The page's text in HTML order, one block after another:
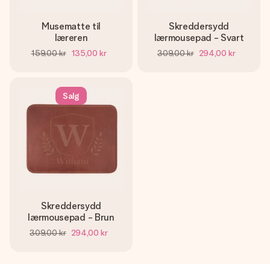
Musematte til
læreren
159,00 kr 135,00 kr
Skreddersydd
lærmousepad - Svart
309,00 kr 294,00 kr
Salg
Skreddersydd
lærmousepad - Brun
309,00 kr 294,00 kr